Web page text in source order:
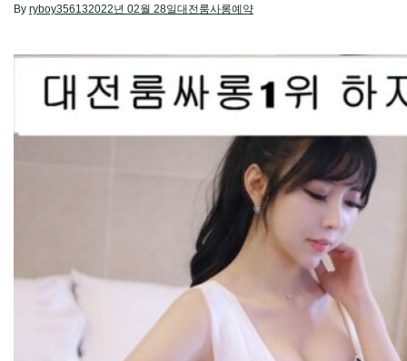
By ryboy356132022년 02월 28일대전룸사롱예약